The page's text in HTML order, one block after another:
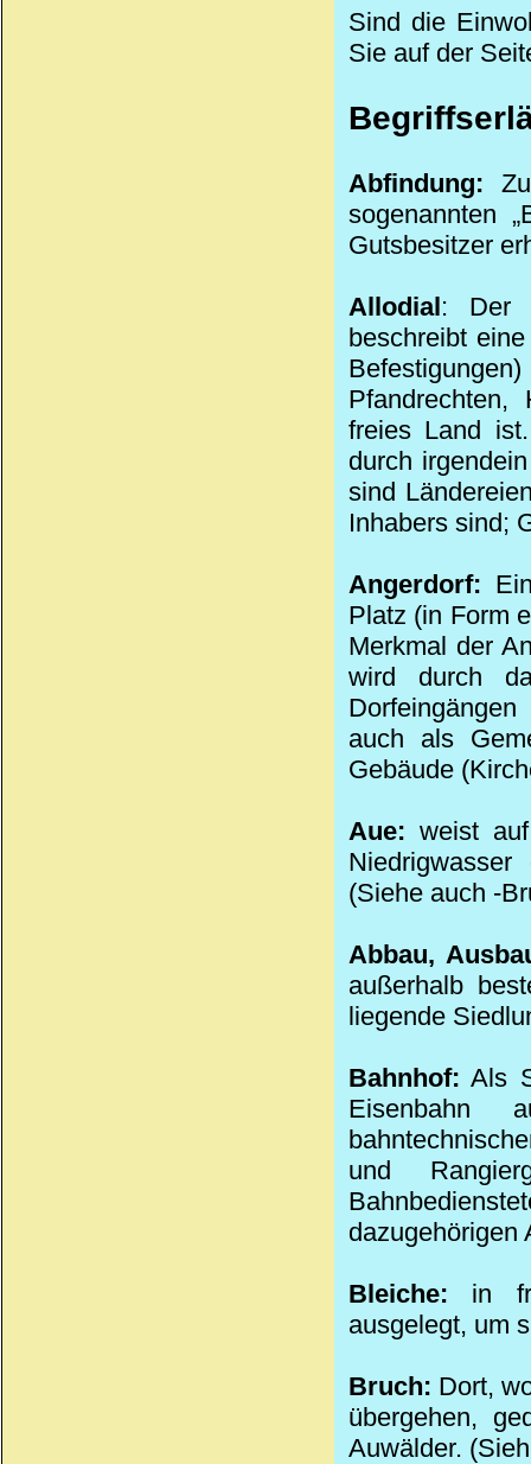
Sind die
Sie auf der
Abfindung:
sogenannten
Gutsbesitzer
Allodial: Der
beschreibt
Pfandrechten,
freies Land
durch
sind
Inhabers sind;
Angerdorf:
Platz (in Form
Merkmal der
wird durch
auch als
Gebäude
Aue: weist
(Siehe auch -
Abbau,
außerhalb
liegende
Bahnhof: Als
Eisenbahn
und
dazugehörigen
Bleiche: in
ausgelegt, um
Bruch: Dort,
übergehen,
Auwälder.